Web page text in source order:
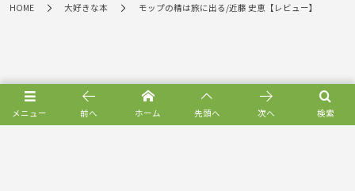
HOME 大好きな本 モップの精は旅に出る/近藤 史恵【レビュー】
メニュー 検索
前へ ホーム 先頭へ 次へ